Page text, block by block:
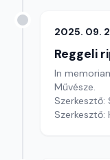
2025. 09.
Reggeli
In
Művésze.
Szerkesztő:
Szerkesztő: